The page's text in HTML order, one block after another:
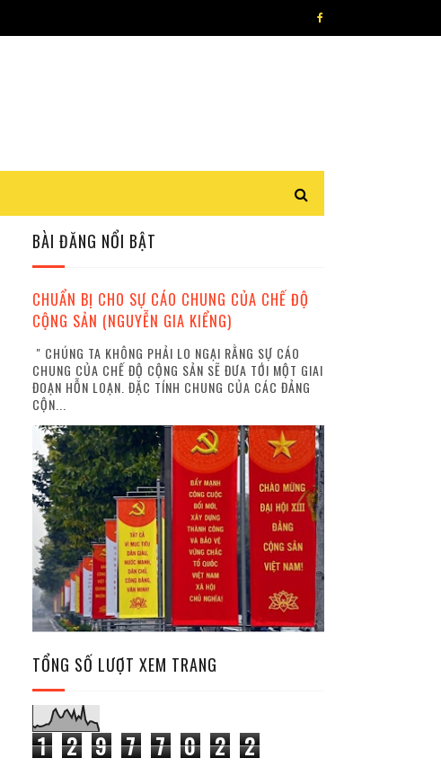
BÀI ĐĂNG NỔI BẬT
CHUẨN BỊ CHO SỰ CÁO CHUNG CỦA CHẾ ĐỘ
CỘNG SẢN (NGUYỄN GIA KIỂNG)
" CHÚNG TA KHÔNG PHẢI LO NGẠI RẰNG SỰ CÁO
CHUNG CỦA CHẾ ĐỘ CỘNG SẢN SẼ ĐƯA TỚI MỘT GIAI
ĐOẠN HỖN LOẠN. ĐẶC TÍNH CHUNG CỦA CÁC ĐẢNG
CỘN...
TỔNG SỐ LƯỢT XEM TRANG
1 2 9 7 7 0 2 2